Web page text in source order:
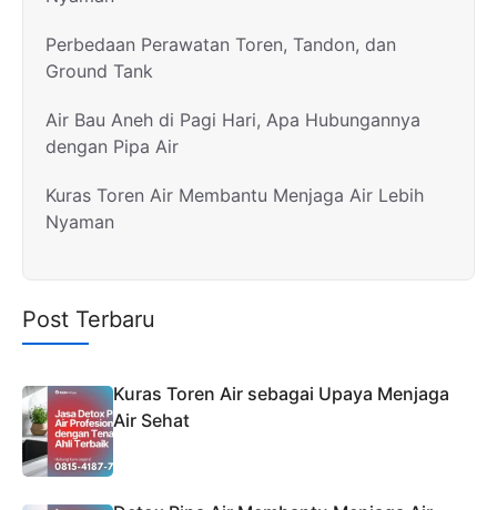
Perbedaan Perawatan Toren, Tandon, dan
Ground Tank
Air Bau Aneh di Pagi Hari, Apa Hubungannya
dengan Pipa Air
Kuras Toren Air Membantu Menjaga Air Lebih
Nyaman
Post Terbaru
Kuras Toren Air sebagai Upaya Menjaga
Air Sehat